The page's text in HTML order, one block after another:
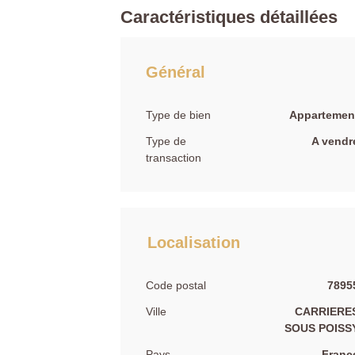
Caractéristiques détaillées
Général
Type de bien
Type de
transaction
A
Localisation
Code postal
Ville
SOUS